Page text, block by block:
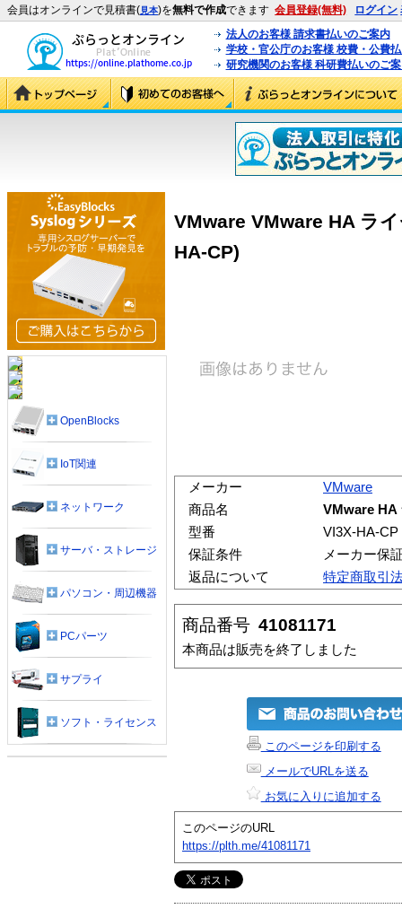
会員はオンラインで見積書(見本)を無料で作成できます 会員登録(無料) ログイン
法人のお客様 請求書払いのご案内
学校・官公庁のお客様 校費・公費
研究機関のお客様 科研費払いのご
VMware VMware HA ラ
HA-CP)
メーカー
VMware
商品名
VMware HA
型番
VI3X-HA-CP
保証条件
メーカー保
返品について
特定商取引
商品番号 41081171
本商品は販売を終了しました
このページを印刷する
メールでURLを送る
お気に入りに追加する
このページのURL
https://plth.me/41081171
OpenBlocks
IoT関連
ネットワーク
サーバ・ストレージ
パソコン・周辺機器
PCパーツ
サプライ
ソフト・ライセンス